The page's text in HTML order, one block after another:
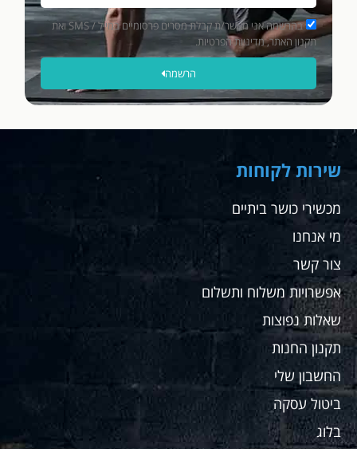
בהרשמה אני מאשר/ת קבלת מסרים פרסומיים במייל / SMS ואת
תקנון האתר, מדיניות הפרטיות.
הרשמה
שירות לקוחות
מכשירי כושר ביתיים
מי אנחנו
צור קשר
אפשרויות משלוח ותשלום
שאלות נפוצות
תקנון החנות
החשבון שלי
ביטול עסקה
בלוג